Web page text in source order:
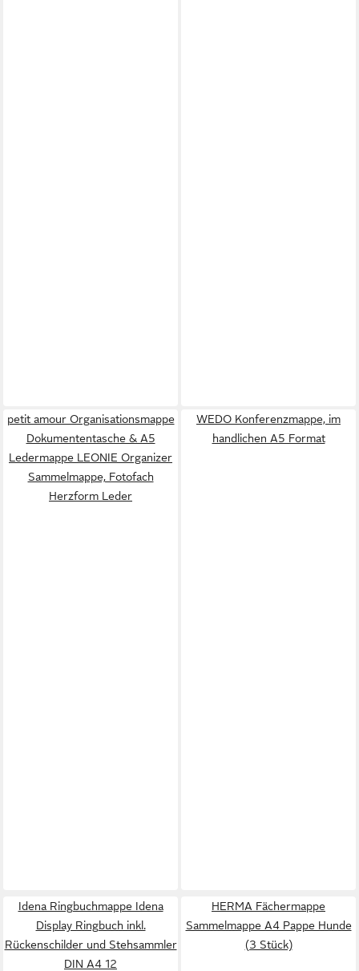
petit amour Organisationsmappe
Dokumententasche & A5
Ledermappe LEONIE Organizer
Sammelmappe, Fotofach
Herzform Leder
WEDO Konferenzmappe, im
handlichen A5 Format
Idena Ringbuchmappe Idena
Display Ringbuch inkl.
Rückenschilder und Stehsammler
DIN A4 12
HERMA Fächermappe
Sammelmappe A4 Pappe Hunde
(3 Stück)